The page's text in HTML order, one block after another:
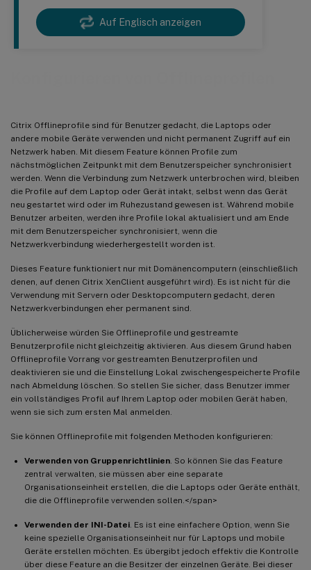
Auf Englisch anzeigen
Citrix Offlineprofile sind für Benutzer gedacht, die Laptops oder
andere mobile Geräte verwenden und nicht permanent Zugriff auf ein
Netzwerk haben. Mit diesem Feature können Profile zum
nächstmöglichen Zeitpunkt mit dem Benutzerspeicher synchronisiert
werden. Wenn die Verbindung zum Netzwerk unterbrochen wird, bleiben
die Profile auf dem Laptop oder Gerät intakt, selbst wenn das Gerät
neu gestartet wird oder im Ruhezustand gewesen ist. Während mobile
Benutzer arbeiten, werden ihre Profile lokal aktualisiert und am Ende
mit dem Benutzerspeicher synchronisiert, wenn die
Netzwerkverbindung wiederhergestellt worden ist.
Dieses Feature funktioniert nur mit Domänencomputern (einschließlich
denen, auf denen Citrix XenClient ausgeführt wird). Es ist nicht für die
Verwendung mit Servern oder Desktopcomputern gedacht, deren
Netzwerkverbindungen eher permanent sind.
Üblicherweise würden Sie Offlineprofile und gestreamte
Benutzerprofile nicht gleichzeitig aktivieren. Aus diesem Grund haben
Offlineprofile Vorrang vor gestreamten Benutzerprofilen und
deaktivieren sie und die Einstellung Lokal zwischengespeicherte Profile
nach Abmeldung löschen. So stellen Sie sicher, dass Benutzer immer
ein vollständiges Profil auf Ihrem Laptop oder mobilen Gerät haben,
wenn sie sich zum ersten Mal anmelden.
Sie können Offlineprofile mit folgenden Methoden konfigurieren:
Verwenden von Gruppenrichtlinien . So können Sie das Feature
zentral verwalten, sie müssen aber eine separate
Organisationseinheit erstellen, die die Laptops oder Geräte enthält,
die die Offlineprofile verwenden sollen.</span>
Verwenden der INI-Datei . Es ist eine einfachere Option, wenn Sie
keine spezielle Organisationseinheit nur für Laptops und mobile
Geräte erstellen möchten. Es übergibt jedoch effektiv die Kontrolle
über diese Feature an die Besitzer der einzelnen Geräte. Bei dieser